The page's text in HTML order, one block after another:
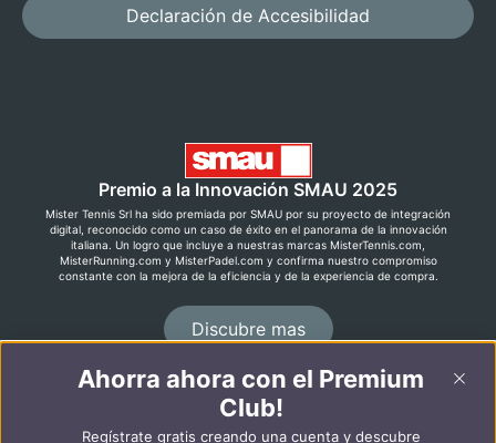
Declaración de Accesibilidad
Premio a la Innovación SMAU 2025
Mister Tennis Srl ha sido premiada por SMAU por su proyecto de integración
digital, reconocido como un caso de éxito en el panorama de la innovación
italiana. Un logro que incluye a nuestras marcas MisterTennis.com,
MisterRunning.com y MisterPadel.com y confirma nuestro compromiso
constante con la mejora de la eficiencia y de la experiencia de compra.
Discubre mas
©2026 MisterRunning.com
Ahorra ahora con el Premium
Club!
Regístrate gratis creando una cuenta y descubre